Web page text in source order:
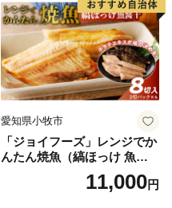
愛知県小牧市
「ジョイフーズ」レンジでか
んたん焼魚（縞ほっけ 魚醤
11,000円